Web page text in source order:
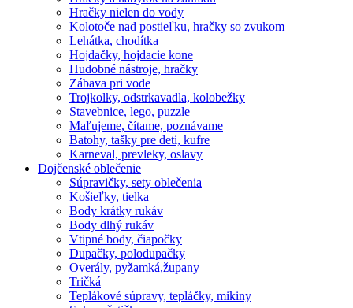
Hračky nielen do vody
Kolotoče nad postieľku, hračky so zvukom
Lehátka, chodítka
Hojdačky, hojdacie kone
Hudobné nástroje, hračky
Zábava pri vode
Trojkolky, odstrkavadla, kolobežky
Stavebnice, lego, puzzle
Maľujeme, čítame, poznávame
Batohy, tašky pre deti, kufre
Karneval, prevleky, oslavy
Dojčenské oblečenie
Súpravičky, sety oblečenia
Košieľky, tielka
Body krátky rukáv
Body dlhý rukáv
Vtipné body, čiapočky
Dupačky, polodupačky
Overály, pyžamká,župany
Tričká
Teplákové súpravy, tepláčky, mikiny